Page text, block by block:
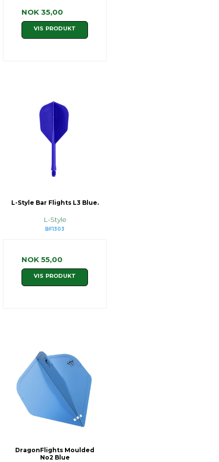
NOK 35,00
VIS PRODUKT
L-Style Bar Flights L3 Blue.
L-Style
BF1303
NOK 55,00
VIS PRODUKT
DragonFlights Moulded
No2 Blue